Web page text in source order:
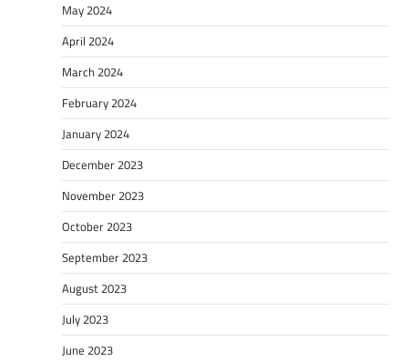
May 2024
April 2024
March 2024
February 2024
January 2024
December 2023
November 2023
October 2023
September 2023
August 2023
July 2023
June 2023